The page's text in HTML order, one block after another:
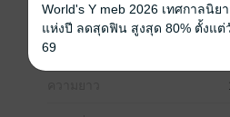
ประเภทไฟล์
วันที่วางขาย
World's Y meb 2026 เทศกาลนิ
แห่งปี ลดสุดฟิน สูงสุด 80% ตั้งแต่
69